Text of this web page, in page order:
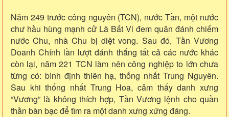
Năm 249 trước công nguyên (TCN), nước Tần, một nước
chư hầu hùng mạnh cử Lã Bất Vi đem quân đánh chiếm
nước Chu, nhà Chu bị diệt vong. Sau đó, Tần Vương
Doanh Chính lần lượt đánh thắng tất cả các nước khác
còn lại, năm 221 TCN làm nên công nghiệp to lớn chưa
từng có: bình định thiên hạ, thống nhất Trung Nguyên.
Sau khi thống nhất Trung Hoa, cảm thấy danh xưng
“Vương” là không thích hợp, Tần Vương lệnh cho quần
thần bàn bạc để tìm ra một danh xưng xứng đáng.